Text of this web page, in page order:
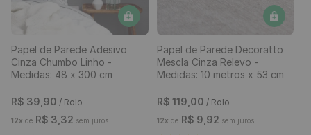
Papel de Parede Adesivo
Cinza Chumbo Linho -
Medidas: 48 x 300 cm
R$ 39,90 / Rolo
12x de R$ 3,32 sem juros
Papel de Parede Decoratto
Mescla Cinza Relevo -
Medidas: 10 metros x 53 cm
R$ 119,00 / Rolo
12x de R$ 9,92 sem juros